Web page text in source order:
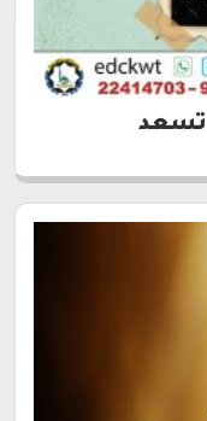
تسعد